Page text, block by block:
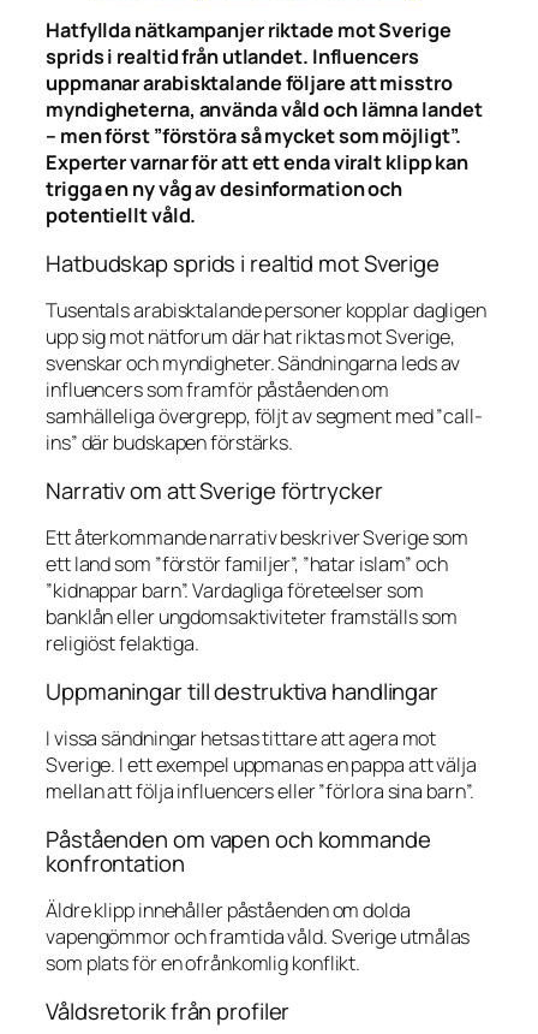
Hatfyllda nätkampanjer riktade mot Sverige
sprids i realtid från utlandet. Influencers
uppmanar arabisktalande följare att misstro
myndigheterna, använda våld och lämna landet
– men först ”förstöra så mycket som möjligt”.
Experter varnar för att ett enda viralt klipp kan
trigga en ny våg av desinformation och
potentiellt våld.
Hatbudskap sprids i realtid mot Sverige
Tusentals arabisktalande personer kopplar dagligen
upp sig mot nätforum där hat riktas mot Sverige,
svenskar och myndigheter. Sändningarna leds av
influencers som framför påståenden om
samhälleliga övergrepp, följt av segment med ”call-
ins” där budskapen förstärks.
Narrativ om att Sverige förtrycker
Ett återkommande narrativ beskriver Sverige som
ett land som ”förstör familjer”, ”hatar islam” och
”kidnappar barn”. Vardagliga företeelser som
banklån eller ungdomsaktiviteter framställs som
religiöst felaktiga.
Uppmaningar till destruktiva handlingar
I vissa sändningar hetsas tittare att agera mot
Sverige. I ett exempel uppmanas en pappa att välja
mellan att följa influencers eller ”förlora sina barn”.
Påståenden om vapen och kommande
konfrontation
Äldre klipp innehåller påståenden om dolda
vapengömmor och framtida våld. Sverige utmålas
som plats för en ofrånkomlig konflikt.
Våldsretorik från profiler